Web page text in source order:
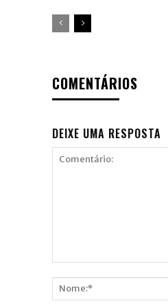
COMENTÁRIOS
DEIXE UMA RESPOSTA